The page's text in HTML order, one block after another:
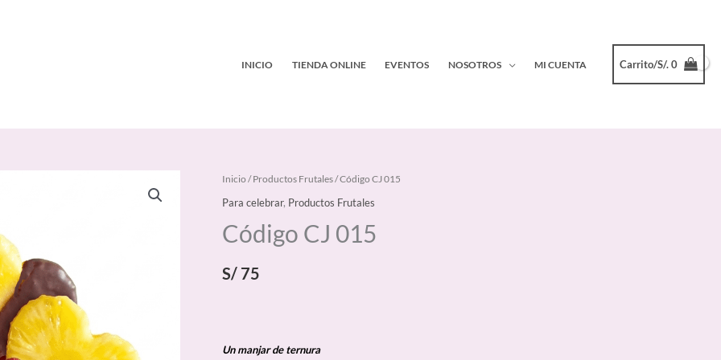
INICIO TIENDA ONLINE EVENTOS NOSOTROS MI CUENTA Carrito/S/.0
Inicio /Productos Frutales/ Código CJ 015
Para celebrar, Productos Frutales
Código CJ 015
S/ 75
Un manjar de ternura
Código
CJ
cantidad